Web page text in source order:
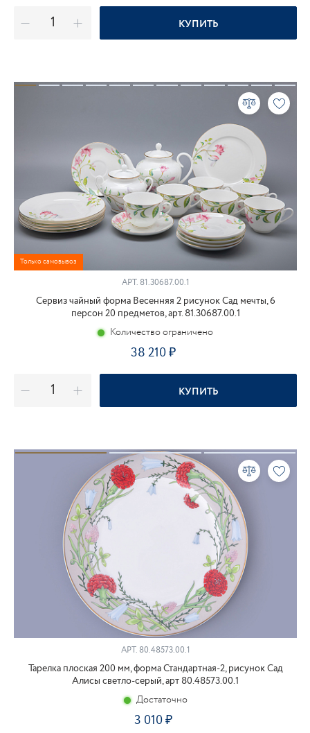
КУПИТЬ
Только самовывоз
АРТ.81.30687.00.1
Сервиз чайный форма Весенняя 2 рисунок Сад мечты, 6
персон 20 предметов, арт. 81.30687.00.1
Количество ограничено
38 210
КУПИТЬ
АРТ.80.48573.00.1
Тарелка плоская 200 мм, форма Стандартная-2, рисунок Сад
Алисы светло-серый, арт 80.48573.00.1
Достаточно
3 010